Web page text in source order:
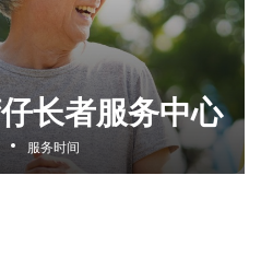
长者服务中心
服务时间